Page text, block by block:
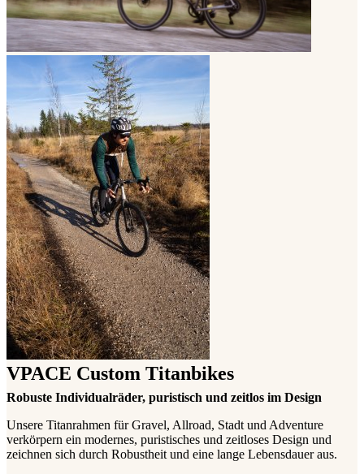
VPACE Custom Titanbikes
Robuste Individualräder, puristisch und zeitlos im Design
Unsere Titanrahmen für Gravel, Allroad, Stadt und Adventure
verkörpern ein modernes, puristisches und zeitloses Design und
zeichnen sich durch Robustheit und eine lange Lebensdauer aus.